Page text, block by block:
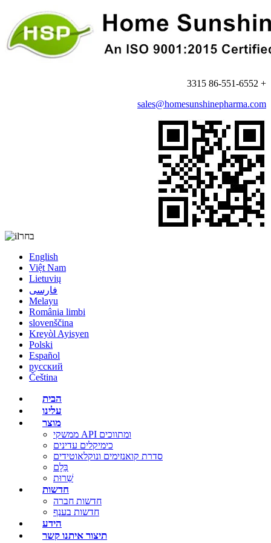
+ 86-551-6552 3315
sales@homesunshinepharma.com
בחר
English
Việt Nam
Lietuvių
فارسی
Melayu
România limbi
slovenščina
Kreyòl Ayisyen
Polski
Español
русский
Čeština
הבית
עלינו
מוצר
ממשקי API ומתווכים
כימיקלים עדינים
סדרת קואנזימים ונוקלאוטידים
בַּלָם
שֵׁרוּת
חדשות
חדשות חברה
חדשות בענף
הידע
תיצור איתנו קשר